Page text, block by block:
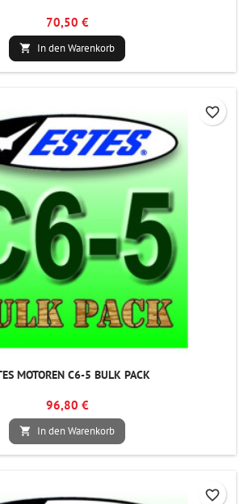
70,50 €
 In den Warenkorb
MOTOREN C6-5 BULK PACK
96,80 €
 In den Warenkorb
favorite_border
favorite_border